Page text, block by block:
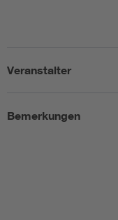
Veranstalter
Bemerkungen